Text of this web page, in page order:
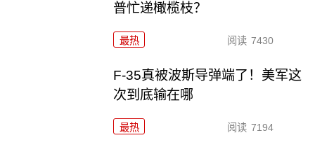
普忙递橄榄枝？
最热 阅读 7430
F-35真被波斯导弹端了！美军这
次到底输在哪
最热 阅读 7194